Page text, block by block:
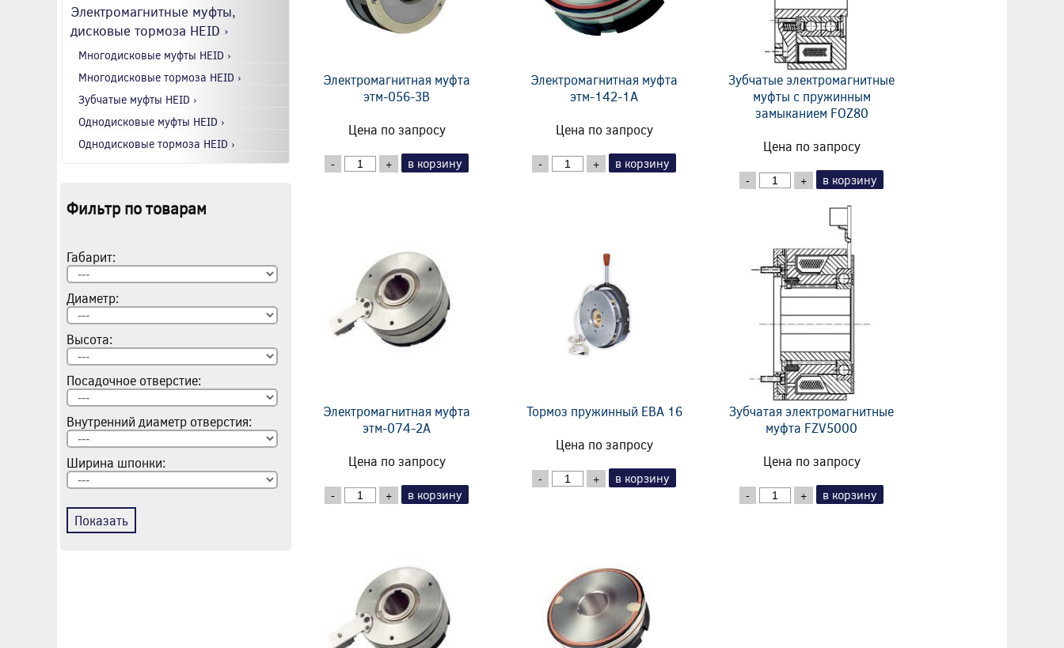
Электромагнитные муфты,
дисковые тормоза HEID ›
Многодисковые муфты HEID ›
Многодисковые тормоза HEID ›
Зубчатые муфты HEID ›
Однодисковые муфты HEID ›
Однодисковые тормоза HEID ›
Фильтр по товарам
Габарит:
Диаметр:
Высота:
Посадочное отверстие:
Внутренний диаметр отверстия:
Ширина шпонки:
Показать
Электромагнитная муфта
этм-056-3В
Цена по запросу
- + в корзину
Электромагнитная муфта
этм-142-1А
Цена по запросу
- + в корзину
Зубчатые электромагнитные
муфты с пружинным
замыканием FOZ80
Цена по запросу
- + в корзину
Электромагнитная муфта
этм-074-2А
Цена по запросу
- + в корзину
Тормоз пружинный EBA 16
Цена по запросу
- + в корзину
Зубчатая электромагнитные
муфта FZV5000
Цена по запросу
- + в корзину